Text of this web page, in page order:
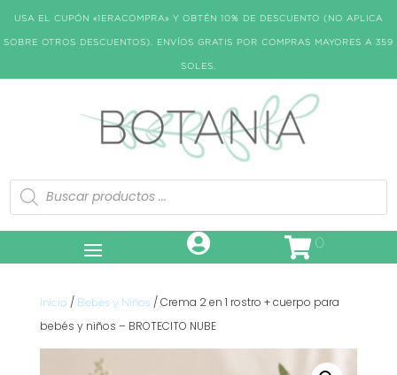
USA EL CUPÓN «1ERACOMPRA» Y OBTÉN 10% DE DESCUENTO (NO APLICA
SOBRE OTROS DESCUENTOS). ENVÍOS GRATIS POR COMPRAS MAYORES A 359
SOLES.
Búsqueda
de
productos
0
Inicio / Bebés y Niños / Crema 2 en 1 rostro + cuerpo para
bebés y niños – BROTECITO NUBE